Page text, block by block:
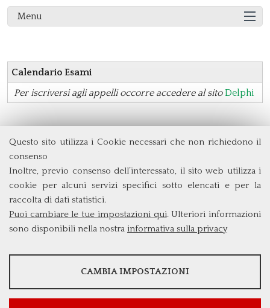
Questo sito utilizza i Cookie necessari che non richiedono il
consenso
Inoltre, previo consenso dell’interessato, il sito web utilizza i
cookie per alcuni servizi specifici sotto elencati e per la
raccolta di dati statistici.
Puoi cambiare le tue impostazioni qui. Ulteriori informazioni
sono disponibili nella nostra informativa sulla privacy
STATISTICHE
CAMBIA IMPOSTAZIONI
Menu
Calendario Esami
Per iscriversi agli appelli occorre accedere al sito Delphi
Università degli Studi di Roma Tor Vergata
Via Columbia, 2
00133 Roma (Italia)
Tel. +39 06 7259 5572/5425
triennio@clem.uniroma2.it